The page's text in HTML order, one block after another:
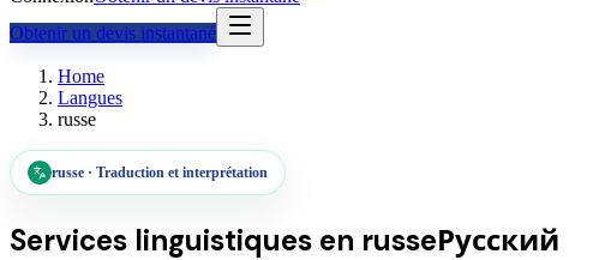
Obtenir un devis instantané
Home
Langues
russe
russe · Traduction et interprétation
Services linguistiques en russeРусский